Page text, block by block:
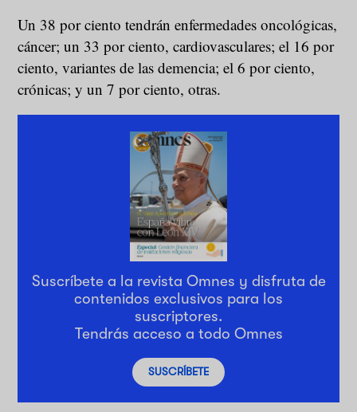
Un 38 por ciento tendrán enfermedades oncológicas,
cáncer; un 33 por ciento, cardiovasculares; el 16 por
ciento, variantes de las demencia; el 6 por ciento,
crónicas; y un 7 por ciento, otras.
Suscríbete a la revista Omnes y disfruta de
contenidos exclusivos para los
suscriptores.
Tendrás acceso a todo Omnes
SUSCRÍBETE